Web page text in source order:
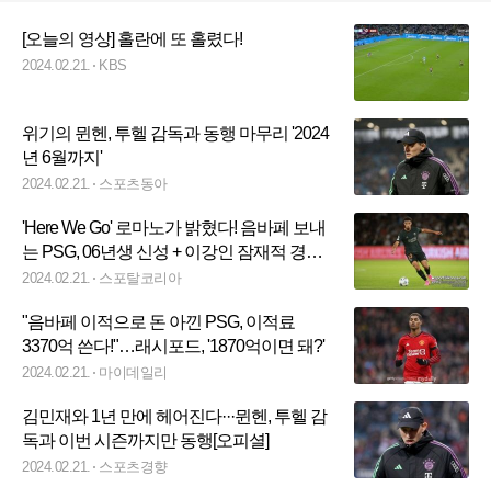
[오늘의 영상] 홀란에 또 홀렸다!
2024.02.21. KBS
위기의 뮌헨, 투헬 감독과 동행 마무리 '2024
년 6월까지'
2024.02.21. 스포츠동아
'Here We Go' 로마노가 밝혔다! 음바페 보내
는 PSG, 06년생 신성 + 이강인 잠재적 경쟁
자 새 프로젝트의 중심으로 삼았다
2024.02.21. 스포탈코리아
"음바페 이적으로 돈 아낀 PSG, 이적료
3370억 쓴다!"…래시포드, '1870억이면 돼?'
2024.02.21. 마이데일리
김민재와 1년 만에 헤어진다···뮌헨, 투헬 감
독과 이번 시즌까지만 동행[오피셜]
2024.02.21. 스포츠경향